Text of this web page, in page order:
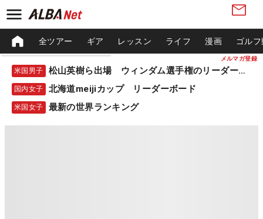
メルマガ登録
全ツアー ギア レッスン ライフ 漫画 ゴル
米国男子 松山英樹ら出場 ウィンダム選手権のリーダーボード
国内女子 北海道meijiカップ リーダーボード
米国女子 最新の世界ランキング